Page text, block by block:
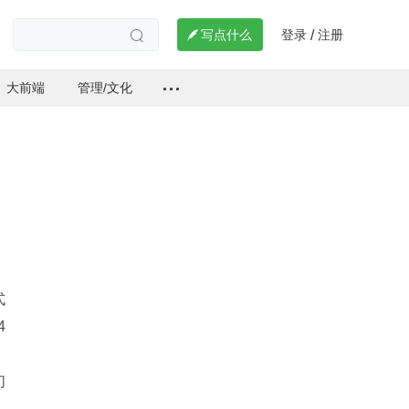
  写点什么 登录 / 注册
大前端 管理/文化